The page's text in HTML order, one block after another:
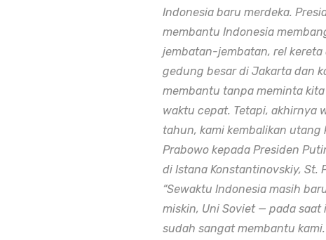
Indonesia baru merdeka.
membantu Indonesia
jembatan-jembatan, rel
gedung besar di Jakarta dan
membantu tanpa meminta
waktu cepat. Tetapi, akhirnya
tahun, kami kembalikan utang
Prabowo kepada Presiden
di Istana Konstantinovskiy, St.
“Sewaktu Indonesia masih
miskin, Uni Soviet — pada
sudah sangat membantu